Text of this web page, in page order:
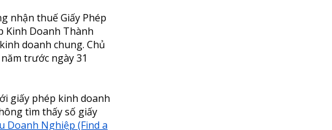
nhận thuế Giấy Phép
Kinh Doanh Thành
doanh chung. Chủ
trước ngày 31
giấy phép kinh doanh
tìm thấy số giấy
Doanh Nghiệp (Find a